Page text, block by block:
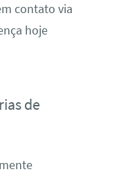
contato via
hoje
de